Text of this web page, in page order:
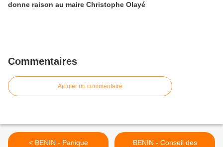
donne raison au maire Christophe Olayé
Commentaires
Ajouter un commentaire
< BENIN - Panique
BENIN - Conseil des